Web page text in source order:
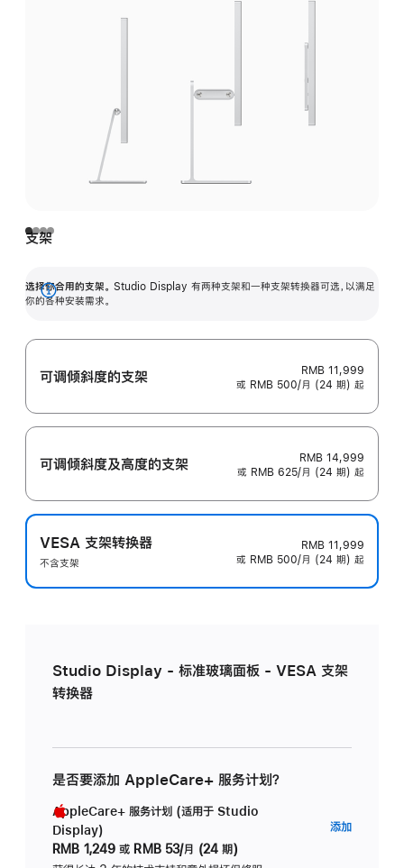
支架
选择你合用的支架。 Studio Display 有两种支架和一种支架转换器可选，以满足
你的各种安装需求。
展
可调倾斜度的支架
RMB 11,999
或 RMB 500/月 (24 期) 起
可调倾斜度及高‍度的支‍架
RMB 14,999
或 RMB 625/月 (24 期) 起
VESA 支架转换器
不含支架
RMB 11,999
或 RMB 500/月 (24 期) 起
Studio Display - 标准玻璃面板 - VESA 支架
转换器
是否要添加 AppleCare+ 服务计划？
AppleCare+ 服务计划 (适用于 Studio
Display)
RMB 1,249 或 RMB 53/月 (24 期)
添加